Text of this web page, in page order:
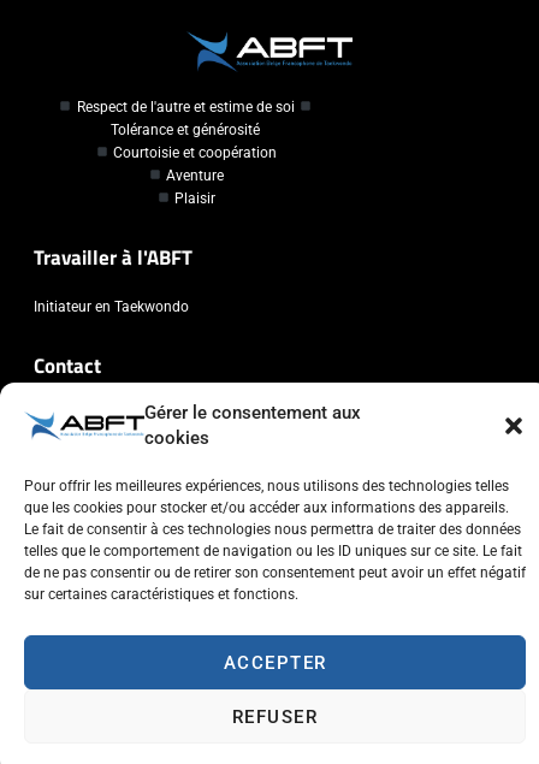
Gérer le consentement aux
cookies
Pour offrir les meilleures expériences, nous utilisons des technologies telles
que les cookies pour stocker et/ou accéder aux informations des appareils.
Le fait de consentir à ces technologies nous permettra de traiter des données
telles que le comportement de navigation ou les ID uniques sur ce site. Le fait
de ne pas consentir ou de retirer son consentement peut avoir un effet négatif
sur certaines caractéristiques et fonctions.
ACCEPTER
REFUSER
Respect de l'autre et estime de soi
Tolérance et générosité
Courtoisie et coopération
Aventure
Plaisir
Travailler à l'ABFT
Initiateur en Taekwondo
Contact
Association Belge Francophone de Taekwondo
Chaussée de Wavre, 2057 - 1160 Auderghem
info@abft.be
+32 (0)2 347 34 77
Copyright © 2023 ABFT.BE – Tous droits réservés
Utilisation des cookies